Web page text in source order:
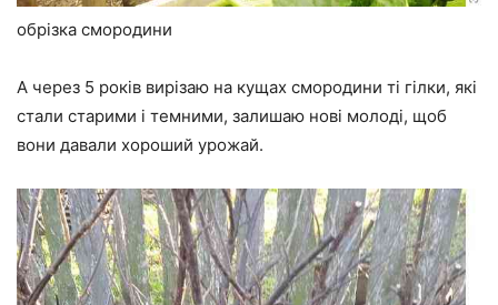
обрізка смородини
А через 5 років вирізаю на кущах смородини ті гілки, які
стали старими і темними, залишаю нові молоді, щоб
вони давали хороший урожай.